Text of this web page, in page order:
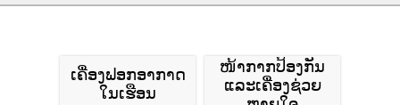
ເຄື່ອງຟອກອາກາດ
ໃນເຮືອນ
ໜ້າກາກປ້ອງກັນ
ແລະເຄື່ອງຊ່ວຍ